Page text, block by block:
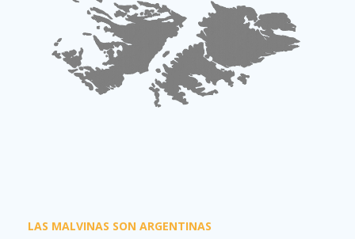
LAS MALVINAS SON ARGENTINAS